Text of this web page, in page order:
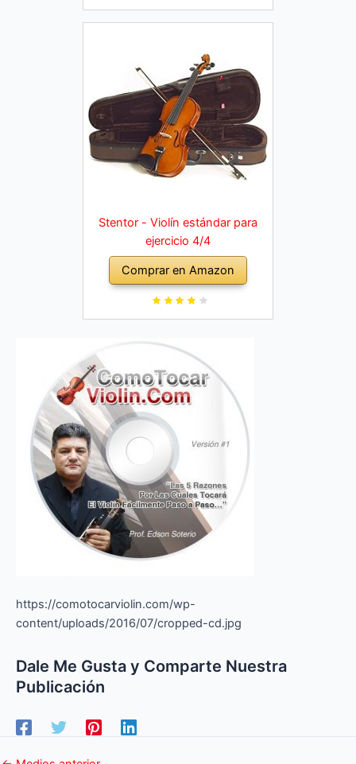
Stentor - Violín estándar para
ejercicio 4/4
Comprar en Amazon
https://comotocarviolin.com/wp-
content/uploads/2016/07/cropped-cd.jpg
Dale Me Gusta y Comparte Nuestra
Publicación